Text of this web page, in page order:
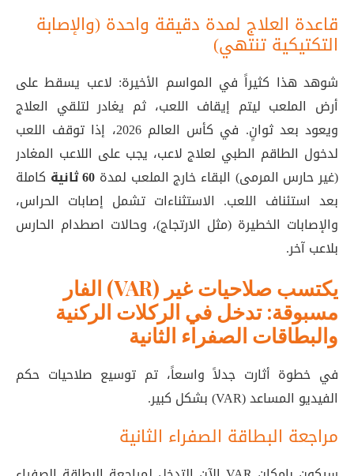
قاعدة العلاج لمدة دقيقة واحدة (والإصابة
التكتيكية تنتهي)
شوهد هذا كثيراً في المواسم الأخيرة: لاعب يسقط على
أرض الملعب ليتم إيقاف اللعب، ثم يغادر لتلقي العلاج
ويعود بعد ثوانٍ. في كأس العالم 2026، إذا توقف اللعب
لدخول الطاقم الطبي لعلاج لاعب، يجب على اللاعب المغادر
(غير حارس المرمى) البقاء خارج الملعب لمدة 60 ثانية
كاملة
بعد استئناف اللعب. الاستثناءات تشمل إصابات الحراس،
والإصابات الخطيرة (مثل الارتجاج)، وحالات اصطدام الحارس
بلاعب آخر.
الفار (VAR) يكتسب صلاحيات غير
مسبوقة: تدخل في الركلات الركنية
والبطاقات الصفراء الثانية
في خطوة أثارت جدلاً واسعاً، تم توسيع صلاحيات حكم
الفيديو المساعد (VAR) بشكل كبير.
مراجعة البطاقة الصفراء الثانية